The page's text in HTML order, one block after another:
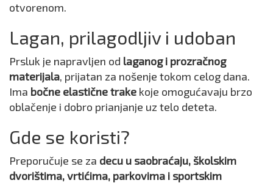
otvorenom.
Lagan, prilagodljiv i udoban
Prsluk je napravljen od laganog i prozračnog
materijala, prijatan za nošenje tokom celog dana.
Ima bočne elastične trake koje omogućavaju brzo
oblačenje i dobro prianjanje uz telo deteta.
Gde se koristi?
Preporučuje se za decu u saobraćaju, školskim
dvorištima, vrtićima, parkovima i sportskim